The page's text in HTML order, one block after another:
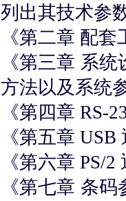
列出其技术参
《第二章 配
《第三章 系
方法以及系统
《第四章 RS-
《第五章
《第六章 PS/
《第七章 条